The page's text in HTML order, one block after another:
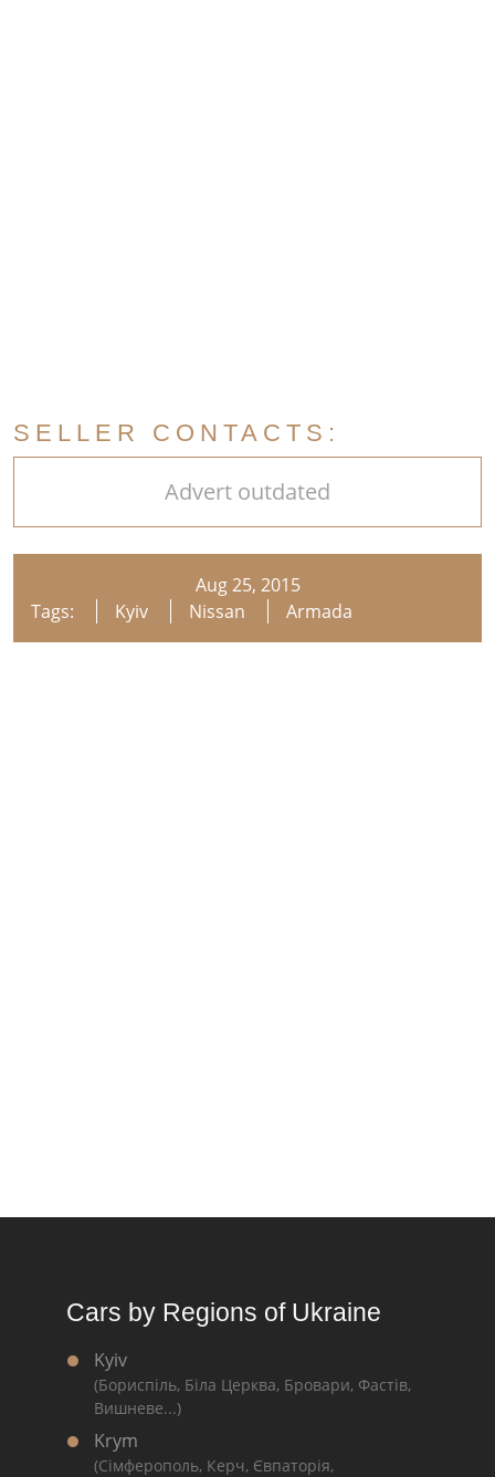
SELLER CONTACTS:
Advert outdated
Aug 25, 2015
Tags:
Kyiv Nissan Armada
Cars by Regions of Ukraine
Kyiv
(Бориспіль, Біла Церква, Бровари, Фастів,
Вишневе...)
Krym
(Сімферополь, Керч, Євпаторія,